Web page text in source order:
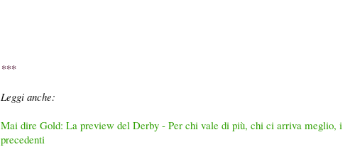
***
Leggi anche:
Mai dire Gold: La preview del Derby - Per chi vale di più, chi ci arriva meglio, i
precedenti